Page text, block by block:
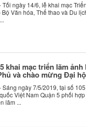
Tối ngày 14/6, lễ khai mạc
Bộ Văn hóa, Thể thao và Du
khai mạc triển lãm
và chào mừng Đại
Sáng ngày 7/5/2019, tại số
Việt Nam Quận 5 phối
lãm ...